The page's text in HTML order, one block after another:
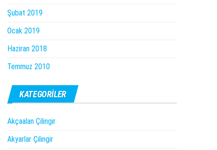
Şubat 2019
Ocak 2019
Haziran 2018
Temmuz 2010
KATEGORILER
Akçaalan Çilingir
Akyarlar Çilingir